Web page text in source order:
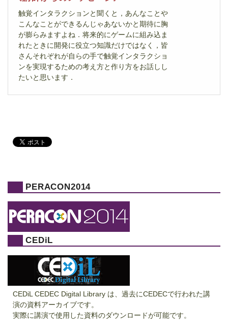
触覚インタラクションと聞くと，あんなことや
こんなことができるんじゃあないかと期待に胸
が膨らみますよね．将来的にゲームに組み込ま
れたときに開発に役立つ知識だけではなく，皆
さんそれぞれが自らの手で触覚インタラクショ
ンを実現するための考え方と作り方をお話しし
たいと思います．
PERACON2014
CEDiL
CEDiL CEDEC Digital Library は、過去にCEDECで行われた講
演の資料アーカイブです。
実際に講演で使用した資料のダウンロードが可能です。